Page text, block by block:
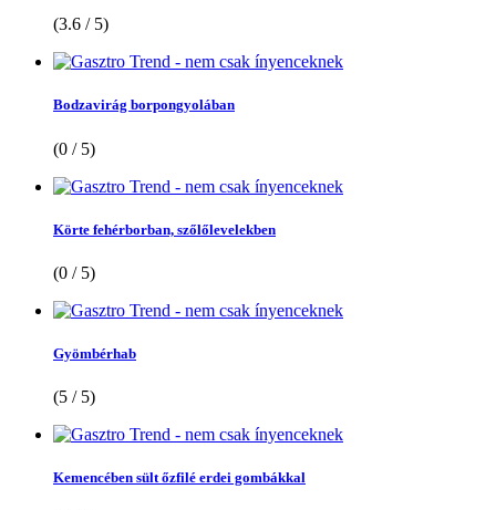
(3.6 / 5)
Bodzavirág borpongyolában
(0 / 5)
Körte fehérborban, szőlőlevelekben
(0 / 5)
Gyömbérhab
(5 / 5)
Kemencében sült őzfilé erdei gombákkal